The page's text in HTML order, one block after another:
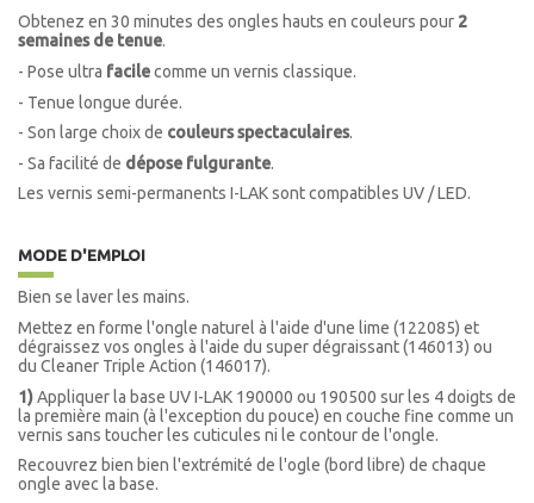
Obtenez en 30 minutes des ongles hauts en couleurs pour 2
semaines de tenue.
- Pose ultra facilecomme un vernis classique.
- Tenue longue durée.
- Son large choix de couleurs spectaculaires.
- Sa facilité de dépose fulgurante.
Les vernis semi-permanents I-LAK sont compatibles UV / LED.
MODE D'EMPLOI
Bien se laver les mains.
Mettez en forme l'ongle naturel à l'aide d'une lime (122085) et
dégraissez vos ongles à l'aide du super dégraissant (146013) ou
du Cleaner Triple Action (146017).
1)Appliquer la base UV I-LAK 190000 ou 190500 sur les 4 doigts de
la première main (à l'exception du pouce) en couche fine comme un
vernis sans toucher les cuticules ni le contour de l'ongle.
Recouvrez bien bien l'extrémité de l'ogle (bord libre) de chaque
ongle avec la base.